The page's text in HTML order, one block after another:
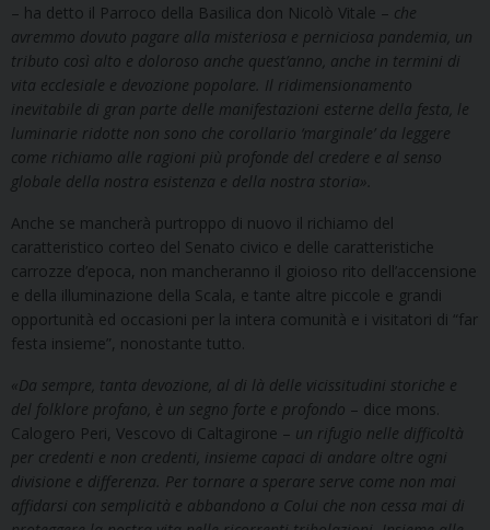
– ha detto il Parroco della Basilica don Nicolò Vitale – che
avremmo dovuto pagare alla misteriosa e perniciosa pandemia, un
tributo così alto e doloroso anche quest’anno, anche in termini di
vita ecclesiale e devozione popolare. Il ridimensionamento
inevitabile di gran parte delle manifestazioni esterne della festa, le
luminarie ridotte non sono che corollario ‘marginale’ da leggere
come richiamo alle ragioni più profonde del credere e al senso
globale della nostra esistenza e della nostra storia».
Anche se mancherà purtroppo di nuovo il richiamo del
caratteristico corteo del Senato civico e delle caratteristiche
carrozze d’epoca, non mancheranno il gioioso rito dell’accensione
e della illuminazione della Scala, e tante altre piccole e grandi
opportunità ed occasioni per la intera comunità e i visitatori di “far
festa insieme”, nonostante tutto.
«Da sempre, tanta devozione, al di là delle vicissitudini storiche e
del folklore profano, è un segno forte e profondo – dice mons.
Calogero Peri, Vescovo di Caltagirone – un rifugio nelle difficoltà
per credenti e non credenti, insieme capaci di andare oltre ogni
divisione e differenza. Per tornare a sperare serve come non mai
affidarsi con semplicità e abbandono a Colui che non cessa mai di